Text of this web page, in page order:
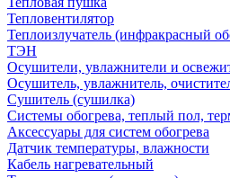
Тепловентилятор
Теплоизлучатель (инфракрасный
ТЭН
Осушители, увлажнители и
Осушитель, увлажнитель,
Сушитель (сушилка)
Системы обогрева, теплый пол,
Аксессуары для систем обогрева
Датчик температуры, влажности
Кабель нагревательный